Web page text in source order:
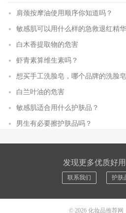
肩颈按摩油使用顺序你知道吗？
敏感肌可以用什么样的急救退红精
白木香提取物的危害
虾青素算维生素吗？
想买手工洗脸皂，哪个品牌的洗脸
白兰叶油的危害
敏感肌适合用什么护肤品？
男生有必要擦护肤品吗？
发现更多优质好
联系我们 护肤
© 2026 化妆品推荐网